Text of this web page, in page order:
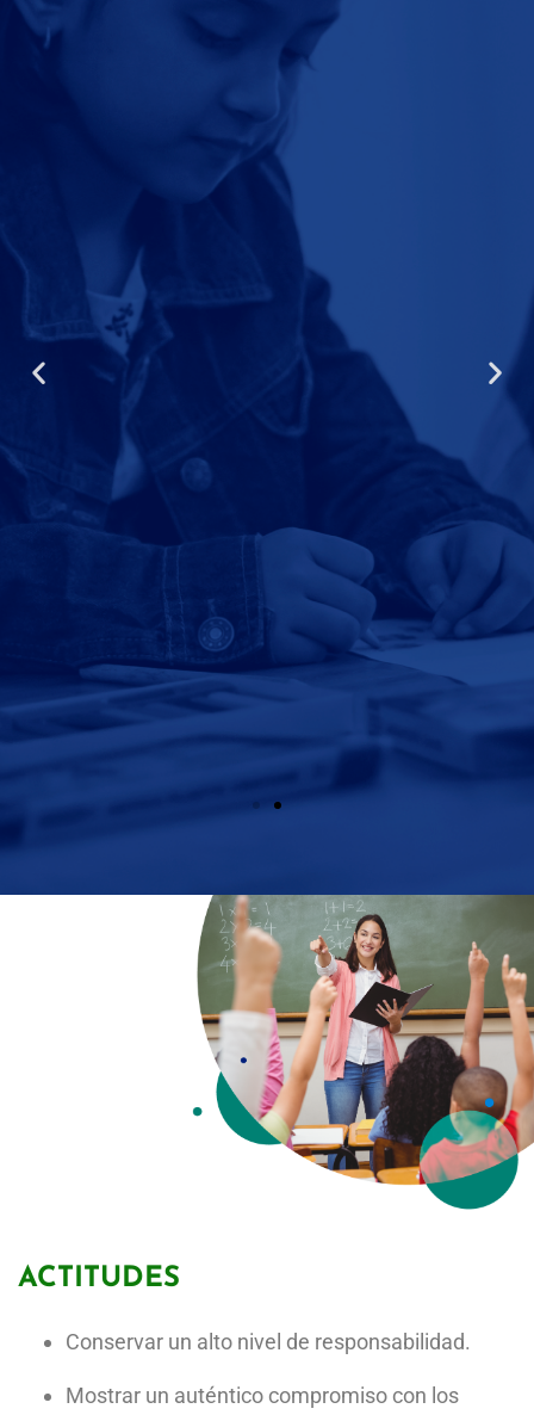
Aplicar los conocimientos adquiridos en la toma de
decisiones para la solución de situaciones educativas
en los ámbitos escolar, empresarial y familiar.
Adaptar los métodos y estrategias de aprendizaje a
las nuevas tecnologías.
Diagnosticar y dar solución a necesidades
institucionales; con el fin de lograr la calidad en el
funcionamiento de dichas organizaciones.
Capacitar y orientar al recurso humano, así como
detectar las potencialidades y capacidades que sean
aprovechables dentro del campo de trabajo.
Dirigir al recurso humano que permita en grupos de
trabajos multidisciplinarios fundamentar la toma de
decisiones para lograr calidad educativa.
ACTITUDES
Conservar un alto nivel de responsabilidad.
Mostrar un auténtico compromiso con los